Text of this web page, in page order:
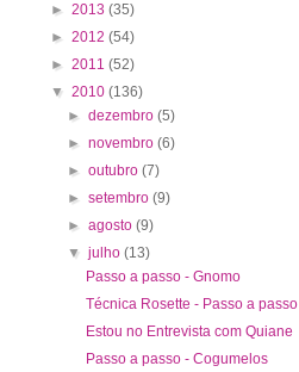
► 2013 (35)
► 2012 (54)
► 2011 (52)
▼ 2010 (136)
►dezembro(5)
►novembro(6)
►outubro(7)
►setembro(9)
►agosto(9)
▼julho(13)
Passo a passo - Gnomo
Técnica Rosette - Passo a passo
Estou no Entrevista com Quiane
Passo a passo - Cogumelos